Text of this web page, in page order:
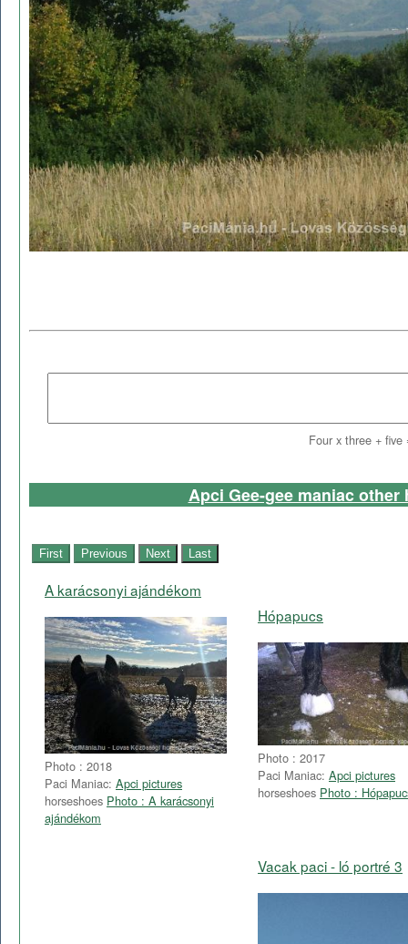
Four x three +
Apci Gee-gee maniac
A karácsonyi ajándékom
Photo : 2018
Paci Maniac: Apci pictures
horseshoes Photo : A karácsonyi
ajándékom
Hópapucs
Photo : 2017
Paci Maniac: Apci pictures
horseshoes Photo :
Vacak paci - ló portré 3